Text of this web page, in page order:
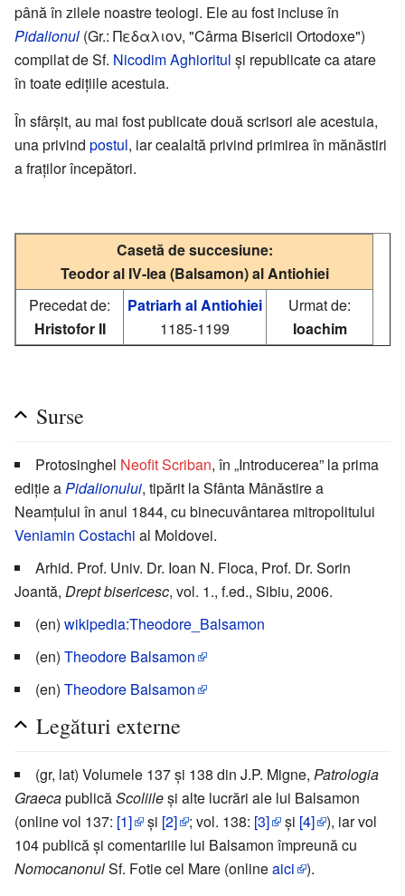
până în zilele noastre teologi. Ele au fost incluse în
Pidalionul (Gr.: Πεδαλιον, "Cârma Bisericii Ortodoxe")
compilat de Sf. Nicodim Aghioritul şi republicate ca atare
în toate ediţiile acestuia.
În sfârşit, au mai fost publicate două scrisori ale acestuia,
una privind postul, iar cealaltă privind primirea în mănăstiri
a fraţilor începători.
Casetă de succesiune:
Teodor al IV-lea (Balsamon) al Antiohiei
Precedat de:
Hristofor II
Patriarh al Antiohiei
1185-1199
Urmat de:
Ioachim
Surse
Protosinghel Neofit Scriban, în „Introducerea” la prima
ediție a Pidalionului, tipărit la Sfânta Mânăstire a
Neamţului în anul 1844, cu binecuvântarea mitropolitului
Veniamin Costachi al Moldovei.
Arhid. Prof. Univ. Dr. Ioan N. Floca, Prof. Dr. Sorin
Joantă, Drept bisericesc, vol. 1., f.ed., Sibiu, 2006.
(en) wikipedia:Theodore_Balsamon
(en) Theodore Balsamon
(en) Theodore Balsamon
Legături externe
(gr, lat) Volumele 137 şi 138 din J.P. Migne, Patrologia
GraecapublicăScoliileşi alte lucrări ale lui Balsamon
(online vol 137: [1] şi [2] ; vol. 138: [3] şi [4] ), iar vol
104 publică şi comentariile lui Balsamon împreună cu
NomocanonulSf. Fotie cel Mare (onlineaici
).